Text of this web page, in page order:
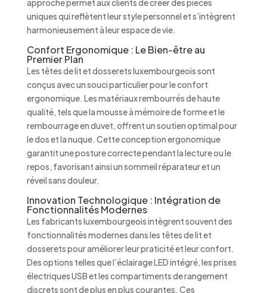
approche permet aux clients de créer des pièces
uniques qui reflètent leur style personnel et s’intègrent
harmonieusement à leur espace de vie.
Confort Ergonomique : Le Bien-être au
Premier Plan
Les têtes de lit et dosserets luxembourgeois sont
conçus avec un souci particulier pour le confort
ergonomique. Les matériaux rembourrés de haute
qualité, tels que la mousse à mémoire de forme et le
rembourrage en duvet, offrent un soutien optimal pour
le dos et la nuque. Cette conception ergonomique
garantit une posture correcte pendant la lecture ou le
repos, favorisant ainsi un sommeil réparateur et un
réveil sans douleur.
Innovation Technologique : Intégration de
Fonctionnalités Modernes
Les fabricants luxembourgeois intègrent souvent des
fonctionnalités modernes dans les têtes de lit et
dosserets pour améliorer leur praticité et leur confort.
Des options telles que l’éclairage LED intégré, les prises
électriques USB et les compartiments de rangement
discrets sont de plus en plus courantes. Ces